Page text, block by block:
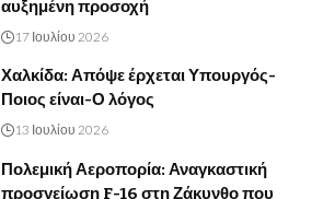
αυξημένη προσοχή
17 Ιουλίου 2026
Χαλκίδα: Απόψε έρχεται Υπουργός-
Ποιος είναι-Ο λόγος
13 Ιουλίου 2026
Πολεμική Αεροπορία: Αναγκαστική
προσγείωση F-16 στη Ζάκυνθο που